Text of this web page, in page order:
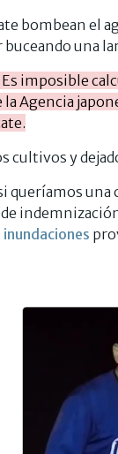
bombean el
una
Es imposible
Agencia
cultivos y
queríamos una
inundaciones